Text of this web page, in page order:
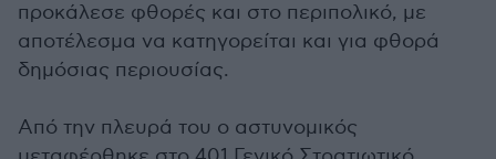
προκάλεσε φθορές και στο περιπολικό, με
αποτέλεσμα να κατηγορείται και για φθορά
δημόσιας περιουσίας.
Από την πλευρά του ο αστυνομικός